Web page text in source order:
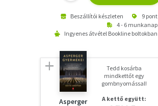
Beszállítói készleten
9 pont
4 - 6 munkanap
Ingyenes átvétel Bookline boltokban
Asperger
Tedd kosárba
mindkettőt egy
gombnyomással!
A kettő együtt: